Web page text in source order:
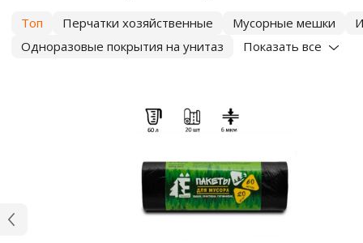
Топ Перчатки хозяйственные Мусорные мешки
Одноразовые покрытия на унитаз
Показать все